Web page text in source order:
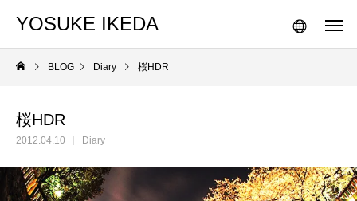
YOSUKE IKEDA
BLOG Diary 桜HDR
桜HDR
2012.04.10 Diary